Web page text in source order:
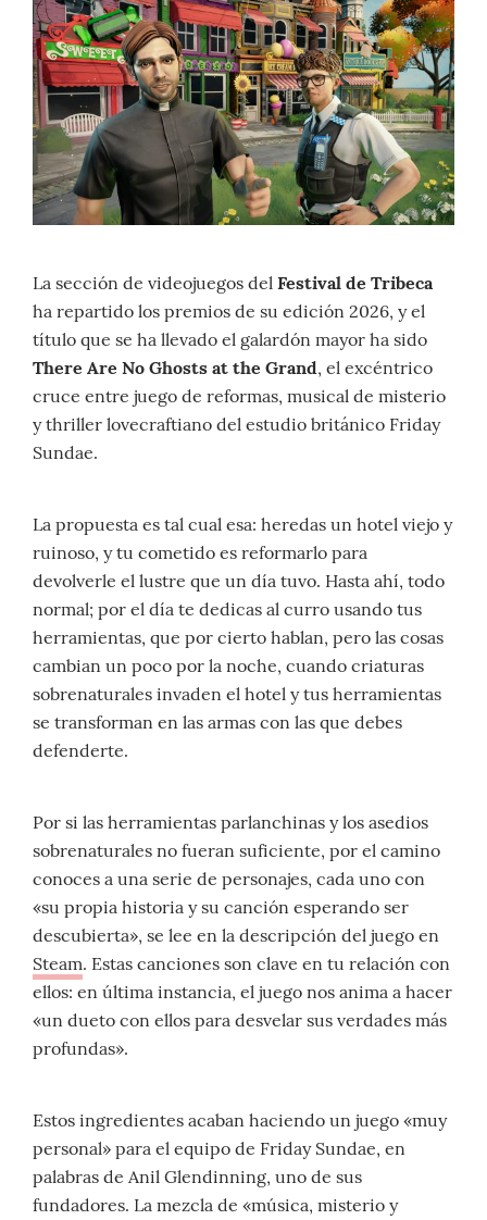
La sección de videojuegos del Festival de Tribeca
ha repartido los premios de su edición 2026, y el
título que se ha llevado el galardón mayor ha sido
There Are No Ghosts at the Grand, el excéntrico
cruce entre juego de reformas, musical de misterio
y thriller lovecraftiano del estudio británico Friday
Sundae.
La propuesta es tal cual esa: heredas un hotel viejo y
ruinoso, y tu cometido es reformarlo para
devolverle el lustre que un día tuvo. Hasta ahí, todo
normal; por el día te dedicas al curro usando tus
herramientas, que por cierto hablan, pero las cosas
cambian un poco por la noche, cuando criaturas
sobrenaturales invaden el hotel y tus herramientas
se transforman en las armas con las que debes
defenderte.
Por si las herramientas parlanchinas y los asedios
sobrenaturales no fueran suficiente, por el camino
conoces a una serie de personajes, cada uno con
«su propia historia y su canción esperando ser
descubierta», se lee en la descripción del juego en
Steam. Estas canciones son clave en tu relación con
ellos: en última instancia, el juego nos anima a hacer
«un dueto con ellos para desvelar sus verdades más
profundas».
Estos ingredientes acaban haciendo un juego «muy
personal» para el equipo de Friday Sundae, en
palabras de Anil Glendinning, uno de sus
fundadores. La mezcla de «música, misterio y